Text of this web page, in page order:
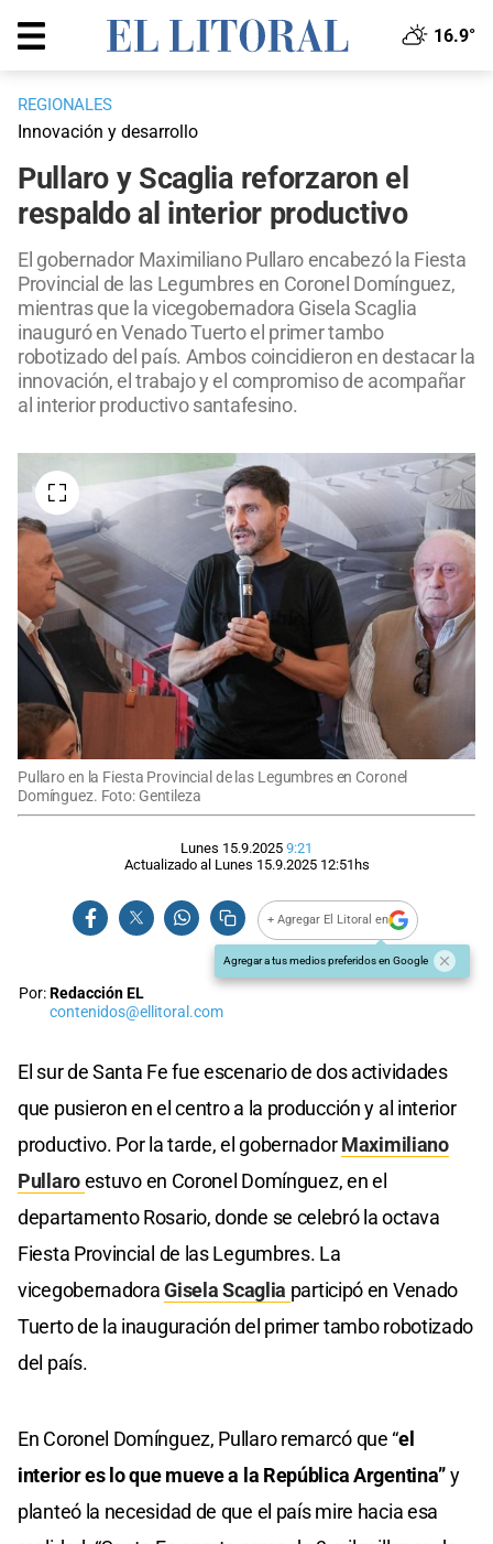
16.9°
REGIONALES
Innovación y desarrollo
Pullaro y Scaglia reforzaron el
respaldo al interior productivo
El gobernador Maximiliano Pullaro encabezó la Fiesta
Provincial de las Legumbres en Coronel Domínguez,
mientras que la vicegobernadora Gisela Scaglia
inauguró en Venado Tuerto el primer tambo
robotizado del país. Ambos coincidieron en destacar la
innovación, el trabajo y el compromiso de acompañar
al interior productivo santafesino.
Pullaro en la Fiesta Provincial de las Legumbres en Coronel
Domínguez. Foto: Gentileza
Lunes 15.9.2025 9:21
Actualizado al Lunes 15.9.2025 12:51hs
+ Agregar El Litoral en
Agregar a tus medios preferidos en Google
Por:Redacción EL
contenidos@ellitoral.com
El sur de Santa Fe fue escenario de dos actividades
que pusieron en el centro a la producción y al interior
productivo. Por la tarde, el gobernadorMaximiliano
Pullaroestuvo en Coronel Domínguez, en el
departamento Rosario, donde se celebró la octava
Fiesta Provincial de las Legumbres. La
vicegobernadoraGisela Scaglia participó en Venado
Tuerto de la inauguración del primer tambo robotizado
del país.
En Coronel Domínguez, Pullaro remarcó que “el
interior es lo que mueve a la República Argentina”y
planteó la necesidad de que el país mire hacia esa